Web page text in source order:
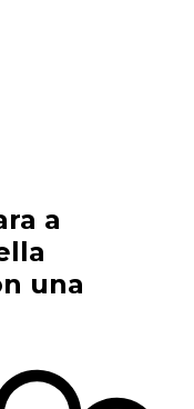
a
una